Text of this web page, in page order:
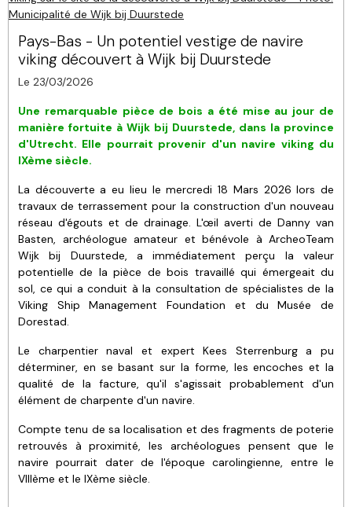
Pays-Bas - Un potentiel vestige de navire
viking découvert à Wijk bij Duurstede
Le 23/03/2026
Une remarquable pièce de bois a été mise au jour de
manière fortuite à Wijk bij Duurstede, dans la province
d'Utrecht. Elle pourrait provenir d'un navire viking du
IXème siècle.
La découverte a eu lieu le mercredi 18 Mars 2026 lors de
travaux de terrassement pour la construction d'un nouveau
réseau d'égouts et de drainage. L'œil averti de Danny van
Basten, archéologue amateur et bénévole à ArcheoTeam
Wijk bij Duurstede, a immédiatement perçu la valeur
potentielle de la pièce de bois travaillé qui émergeait du
sol, ce qui a conduit à la consultation de spécialistes de la
Viking Ship Management Foundation et du Musée de
Dorestad.
Le charpentier naval et expert Kees Sterrenburg a pu
déterminer, en se basant sur la forme, les encoches et la
qualité de la facture, qu'il s'agissait probablement d'un
élément de charpente d'un navire.
Compte tenu de sa localisation et des fragments de poterie
retrouvés à proximité, les archéologues pensent que le
navire pourrait dater de l'époque carolingienne, entre le
VIIIème et le IXème siècle.